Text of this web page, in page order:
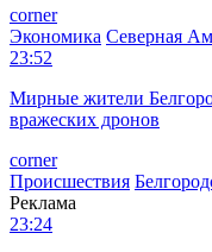
corner
Экономика Северная
23:52
Мирные жители
вражеских дронов
corner
Происшествия
Реклама
23:24